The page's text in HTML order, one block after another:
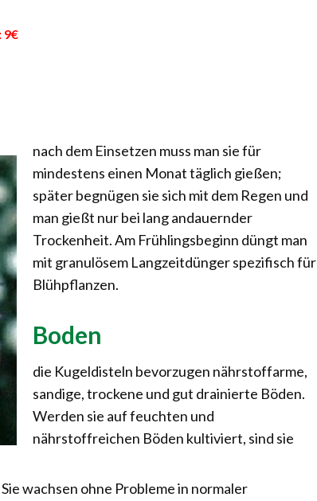
9€
nach dem Einsetzen muss man sie für
mindestens einen Monat täglich gießen;
später begnügen sie sich mit dem Regen und
man gießt nur bei lang andauernder
Trockenheit. Am Frühlingsbeginn düngt man
mit granulösem Langzeitdünger spezifisch für
Blühpflanzen.
Boden
die Kugeldisteln bevorzugen nährstoffarme,
sandige, trockene und gut drainierte Böden.
Werden sie auf feuchten und
nährstoffreichen Böden kultiviert, sind sie
wachsen ohne Probleme in normaler